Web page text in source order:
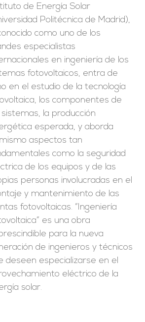
de Energía Solar
Politécnica de Madrid),
como uno de los
especialistas
en ingeniería de los
fotovoltaicos, entra de
en el estudio de la tecnología
los componentes de
sistemas, la producción
esperada, y aborda
aspectos tan
como la seguridad
de los equipos y de las
personas involucradas en el
y mantenimiento de las
fotovoltaicas. “Ingeniería
es una obra
para la nueva
de ingenieros y técnicos
deseen especializarse en el
eléctrico de la
solar.